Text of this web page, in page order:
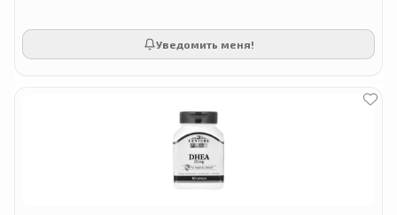
Уведомить меня!